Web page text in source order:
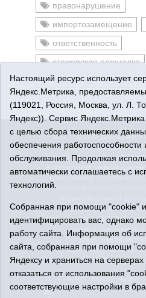
правонарушение
импортозамещение
ответственность
стажерская площадка
кино
банкомат
16+© 2015-2026 Сетевое
Регистрационный номер
марта 2016 г., выданное
коммуникаций
"Сельский вестник", главный
использовании
Адрес редакции: 627070,
район, с. Омутинское,
Адрес электронной
selvest151@yandex.ru,
Политика
Фото Видео Аудио
Настоящий ресурс использует
Яндекс.Метрика,
(119021, Россия, Москва, ул. Л.
Яндекс)). Сервис
с целью сбора технических
обеспечения работоспособности
обслуживания. Продолжая
автоматически соглашаетесь с
технологий.
Собранная при помощи "cookie"
идентифицировать вас, однако
работу сайта. Информация об
сайта, собранная при помощи
Яндексу и храниться на
отказаться от использования
соответствующие настройки в